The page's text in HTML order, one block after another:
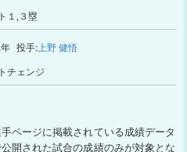
１,３塁
投手:上野 健悟
チェンジ
ページに掲載されている成績データ
開された試合の成績のみが対象とな